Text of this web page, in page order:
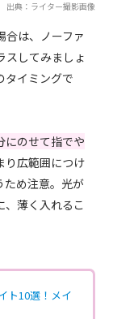
出典：ライター撮影画像
合は、ノーファ
スしてみましょ
タイミングで
にのせて指でや
り広範囲につけ
ため注意。光が
、薄く入れるこ
ト10選！メイ